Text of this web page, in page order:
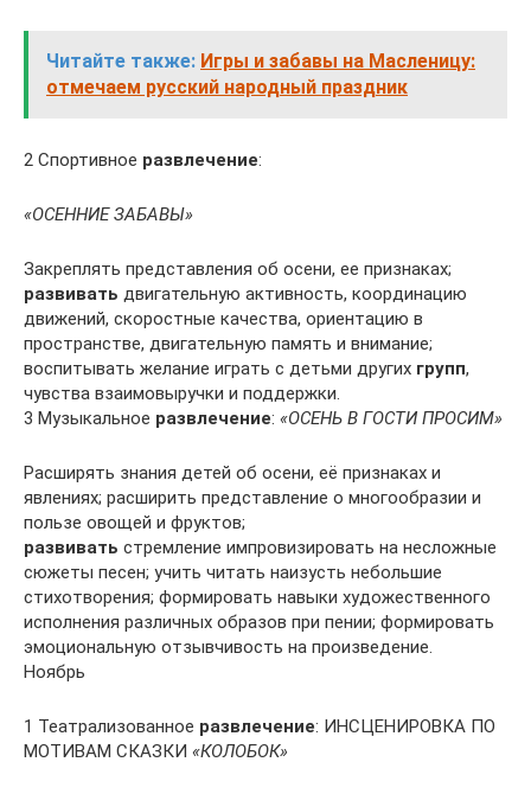
Читайте также: Игры и забавы на Масленицу:
отмечаем русский народный праздник
2 Спортивное развлечение:
«ОСЕННИЕ ЗАБАВЫ»
Закреплять представления об осени, ее признаках;
развивать двигательную активность, координацию
движений, скоростные качества, ориентацию в
пространстве, двигательную память и внимание;
воспитывать желание играть с детьми других групп,
чувства взаимовыручки и поддержки.
3 Музыкальное развлечение: «ОСЕНЬ В ГОСТИ ПРОСИМ»
Расширять знания детей об осени, её признаках и
явлениях; расширить представление о многообразии и
пользе овощей и фруктов;
развивать стремление импровизировать на несложные
сюжеты песен; учить читать наизусть небольшие
стихотворения; формировать навыки художественного
исполнения различных образов при пении; формировать
эмоциональную отзывчивость на произведение.
Ноябрь
1 Театрализованное развлечение: ИНСЦЕНИРОВКА ПО
МОТИВАМ СКАЗКИ «КОЛОБОК»